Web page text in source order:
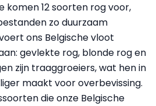
komen 12 soorten rog voor,
zo duurzaam
ons Belgische vloot
gevlekte rog, blonde rog en
zijn traaggroeiers, wat hen in
maakt voor overbevissing.
die onze Belgische